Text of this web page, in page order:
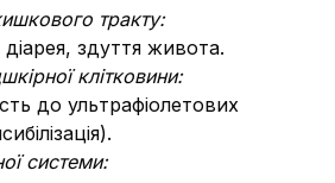
тракту:
здуття живота.
клітковини:
до ультрафіолетових
системи: